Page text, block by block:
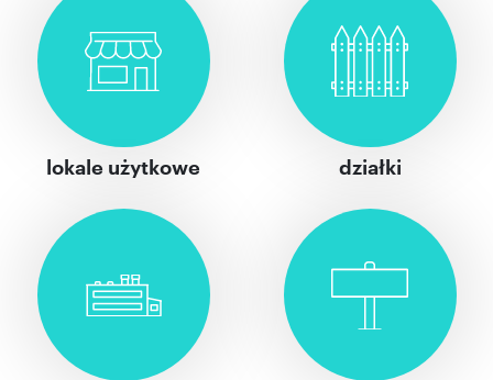
lokale użytkowe działki